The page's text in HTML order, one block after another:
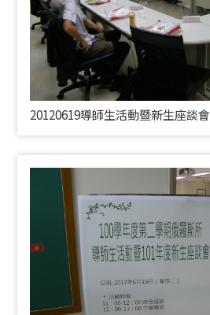
20120619導師生活動暨新生座談會